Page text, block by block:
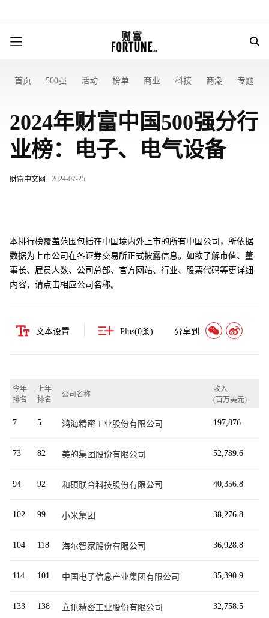
首页 500强 活动 榜单 商业 科技 商潮 专题
2024年财富中国500强分行
业榜：电子、电气设备
财富中文网 2024-07-25
本排行榜覆盖范围包括在中国境内外上市的所有中国公司，所依据
数据为上市公司在各证券交易所正式披露信息。如欲了解市值、董
事长、雇员人数、公司总部、官方网站、行业、股票代码等更详细
内容，请点击相应公司名称。
文本设置 Plus(0条) 分享到
今年
排名
上年
排名
公司名称
收入
(百万美元)
7 5 鸿海精密工业股份有限公司 197,876
73 82 美的集团股份有限公司 52,789.6
94 92 和硕联合科技股份有限公司 40,356.8
102 99 小米集团 38,276.8
104 118 海尔智家股份有限公司 36,928.8
114 101 中国电子信息产业集团有限公司 35,390.9
133 138 立讯精密工业股份有限公司 32,758.5